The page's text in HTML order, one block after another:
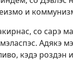
и
со сарэ
Адякэ
кэдэ роздэн